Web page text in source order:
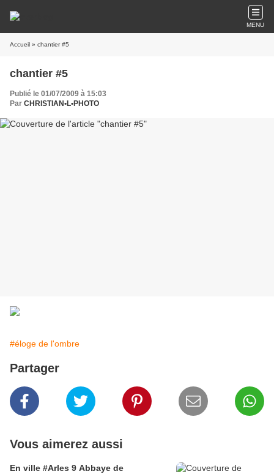
MENU
Accueil » chantier #5
chantier #5
Publié le 01/07/2009 à 15:03
Par CHRISTIAN•L•PHOTO
#éloge de l'ombre
Partager
Vous aimerez aussi
En ville #Arles 9 Abbaye de